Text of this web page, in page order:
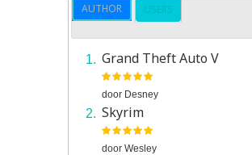
AUTHOR USERS
Grand Theft Auto V
door Desney
Skyrim
door Wesley